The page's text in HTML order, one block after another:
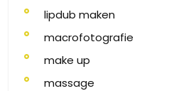
lipdub maken
macrofotografie
make up
massage